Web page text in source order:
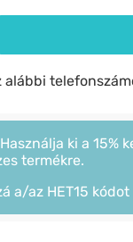
alábbi
Használja ki a
termékre.
a/az HET15 kódot